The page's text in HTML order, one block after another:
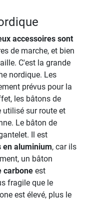
accessoires sont
de marche, et bien
C'est la grande
nordique. Les
prévus pour la
les bâtons de
utilisé sur route et
Le bâton de
Il est
en aluminium, car ils
un bâton
carbone est
fragile que le
est élevé, plus le